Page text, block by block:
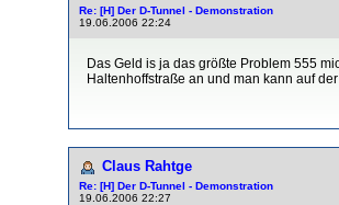
Re: [H] Der D-Tunnel - Demonstration
19.06.2006 22:24
Das Geld is ja das größte Problem 555
Haltenhoffstraße an und man kann auf
Claus Rahtge
Re: [H] Der D-Tunnel - Demonstration
19.06.2006 22:27